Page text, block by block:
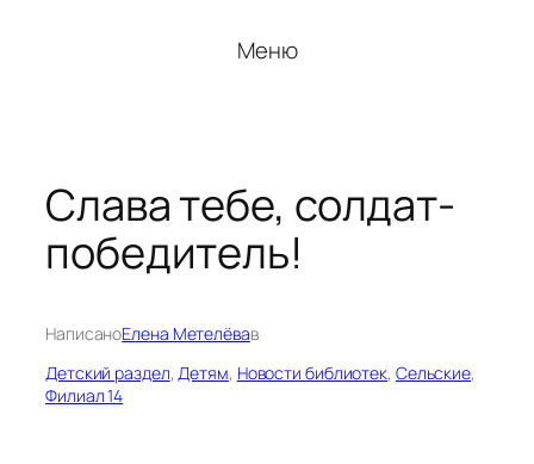
Меню
Слава тебе, солдат-
победитель!
НаписаноЕлена Метелёвав
Детский раздел, Детям, Новости библиотек, Сельские
Филиал 14